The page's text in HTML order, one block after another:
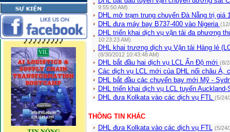
9:55:50 AM)
DHL mở trạm trung chuyển Đà Nẵng trị giá
DHL đưa máy bay B737-400 vào Nigeria
DHL triển khai dịch vụ vận tải đa phương
10:23:23 AM)
DHL khai trương dịch vụ Vận tải Hàng lẻ
(8/30/2012 10:43:48 AM)
DHL bắt đầu hai dịch vụ LCL Ấn Độ mới (8/
Các dịch vụ LCL mới của DHL nối châu Á,
DHL bắt đầu các chuyến bay mới Mỹ -
DHL triển khai dịch vụ LCL tuyến
DHL đưa Kolkata vào các dịch vụ FTL (5/24/
THÔNG TIN KHÁC
DHL đưa Kolkata vào các dịch vụ FTL (5/24/